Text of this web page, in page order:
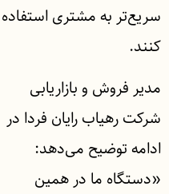
سریع‌تر به مشتری استفاده
کنند.
مدیر فروش و بازاریابی
شرکت رهیاب رایان فردا در
ادامه توضیح می‌دهد:
«دستگاه ما در همین